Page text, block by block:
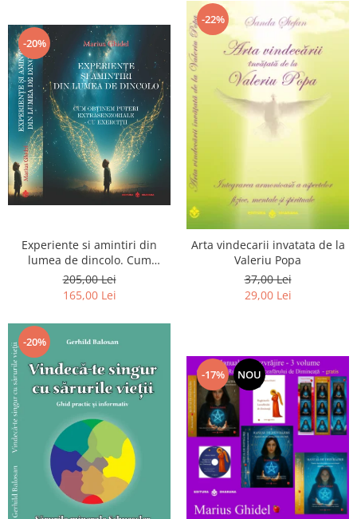
-20%
Experiente si amintiri din
lumea de dincolo. Cum
obtinem puteri
extrasenzoriale - cu exercitii
205,00 Lei
165,00 Lei
-22%
Arta vindecarii invatata de la
Valeriu Popa
37,00 Lei
29,00 Lei
-20%
-17% NOU